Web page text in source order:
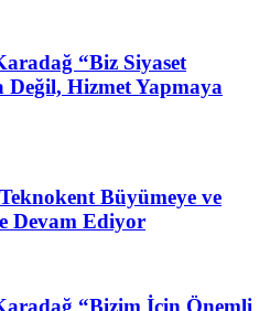
“Biz Siyaset
Değil, Hizmet Yapmaya
Büyümeye ve
Devam Ediyor
“Bizim İçin Önemli